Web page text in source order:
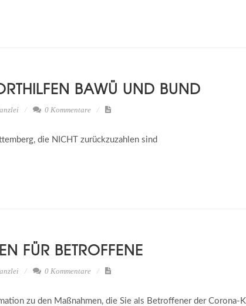
BAWÜ UND BUND
0 Kommentare
die NICHT zurückzuzahlen sind
FÜR BETROFFENE
0 Kommentare
zu den Maßnahmen, die Sie als Betroffener der Corona-